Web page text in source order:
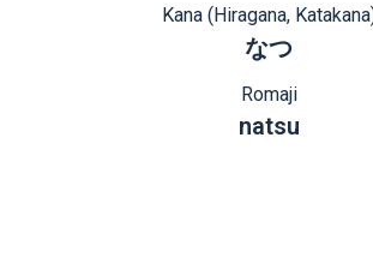
Kana (Hiragana,
なつ
Romaji
natsu